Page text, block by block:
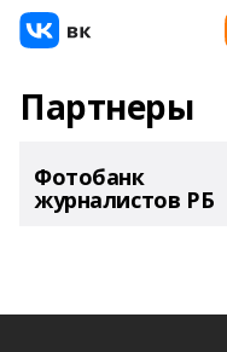
Партнеры
Фотобанк
журналистов РБ